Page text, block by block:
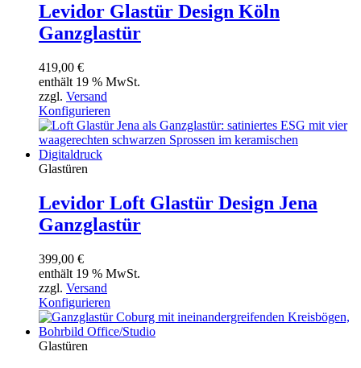
Levidor Glastür Design Köln
Ganzglastür
419,00 €
enthält 19 % MwSt.
zzgl. Versand
Konfigurieren
Glastüren
Levidor Loft Glastür Design Jena
Ganzglastür
399,00 €
enthält 19 % MwSt.
zzgl. Versand
Konfigurieren
Glastüren